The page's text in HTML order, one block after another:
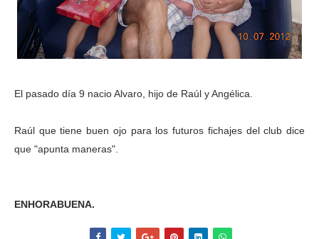
El pasado día 9 nacio Alvaro, hijo de Raúl y Angélica.
Raúl que tiene buen ojo para los futuros fichajes del club dice
que "apunta maneras".
ENHORABUENA.